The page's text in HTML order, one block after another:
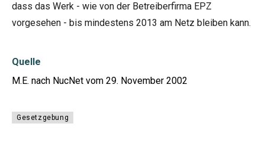
dass das Werk - wie von der Betreiberfirma EPZ
vorgesehen - bis mindestens 2013 am Netz bleiben kann.
Quelle
M.E. nach NucNet vom 29. November 2002
Gesetzgebung